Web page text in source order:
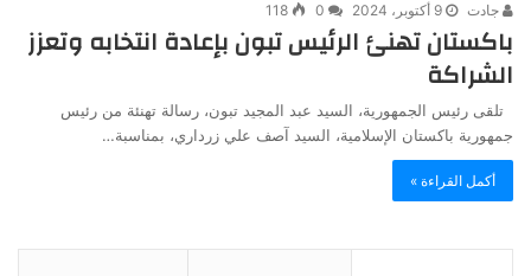
جادت 9 أكتوبر، 2024 0
118
باكستان تهنئ الرئيس تبون بإعادة انتخابه وتعزز
الشراكة
تلقى رئيس الجمهورية، السيد عبد المجيد تبون، رسالة تهنئة من رئيس
جمهورية باكستان الإسلامية، السيد آصف علي زرداري، بمناسبة…
أكمل القراءة »